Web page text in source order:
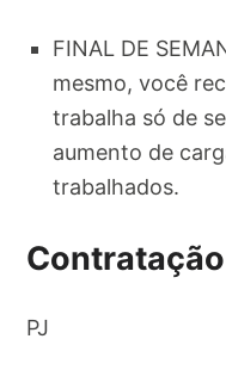
FINAL DE
mesmo, você
trabalha só de
aumento de
trabalhados.
Contratação
PJ